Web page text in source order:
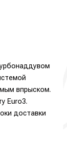
впрыском.
Euro3.
доставки